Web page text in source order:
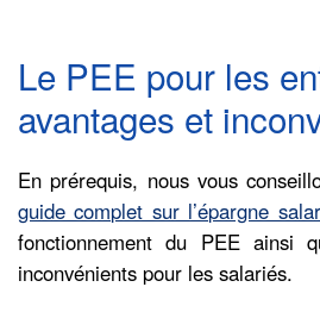
Le PEE pour les
avantages et
En prérequis, nous vous
guide complet sur l’épargne
fonctionnement du PEE ainsi
inconvénients pour les salariés.